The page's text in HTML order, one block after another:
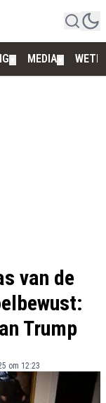
MEDIA
van de
Trump
om 12:23